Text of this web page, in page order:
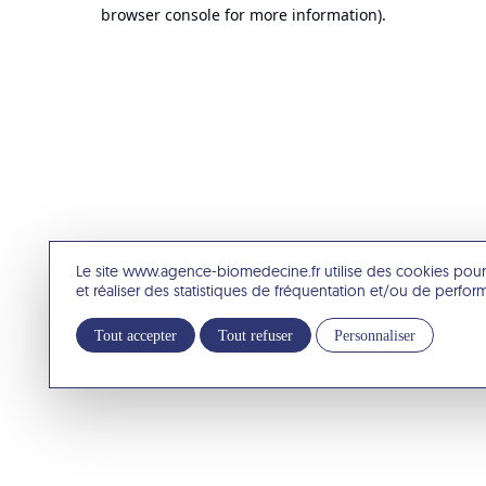
Le site www.agence-biomedecine.fr utilise des cookies
et réaliser des statistiques de fréquentation et/ou de
Tout accepter Tout refuser Personnaliser
browser console for more information).